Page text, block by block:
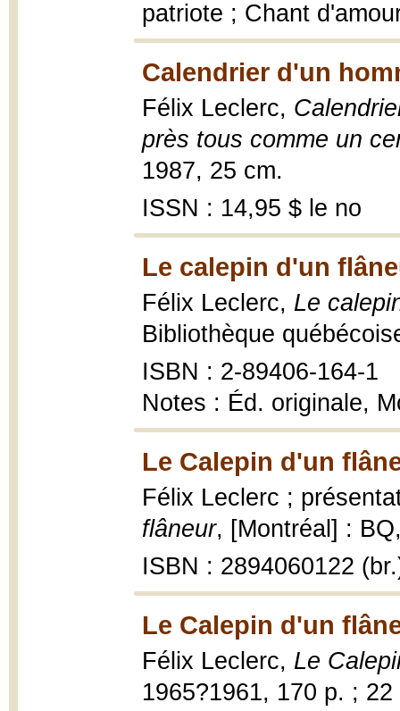
patriote ; Chant
Calendrier d'un
Félix Leclerc,
près tous comme un
1987, 25 cm.
ISSN : 14,95 $ le no
Le calepin d'un
Félix Leclerc, Le
Bibliothèque
ISBN : 2-89406-164-1
Notes : Éd. originale,
Le Calepin d'un
Félix Leclerc ;
flâneur, [Montréal] :
ISBN : 2894060122
Le Calepin d'un
Félix Leclerc, Le
1965?1961, 170 p. ; 22